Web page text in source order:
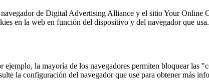
de Digital Advertising Alliance y el sitio Your
en la web en función del dispositivo y del navegador que usa.
la mayoría de los navegadores permiten bloquear las
la configuración del navegador que use para obtener más